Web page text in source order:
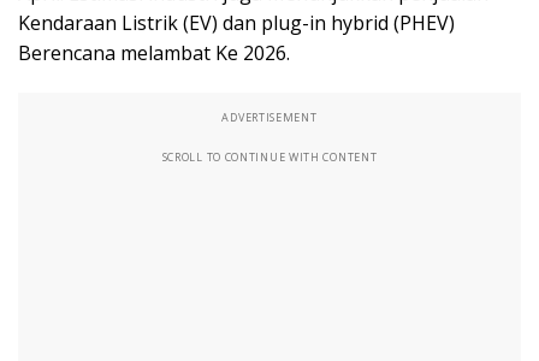
Kendaraan Listrik (EV) dan plug-in hybrid (PHEV)
Berencana melambat Ke 2026.
ADVERTISEMENT
SCROLL TO CONTINUE WITH CONTENT